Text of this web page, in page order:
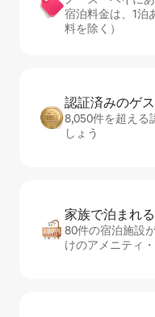
宿泊料金は、1泊
料を除く）
認証済みのゲ⁠
8,050件を超える
しょう
家族で泊まれ
80件の宿泊施設
けのアメニティ